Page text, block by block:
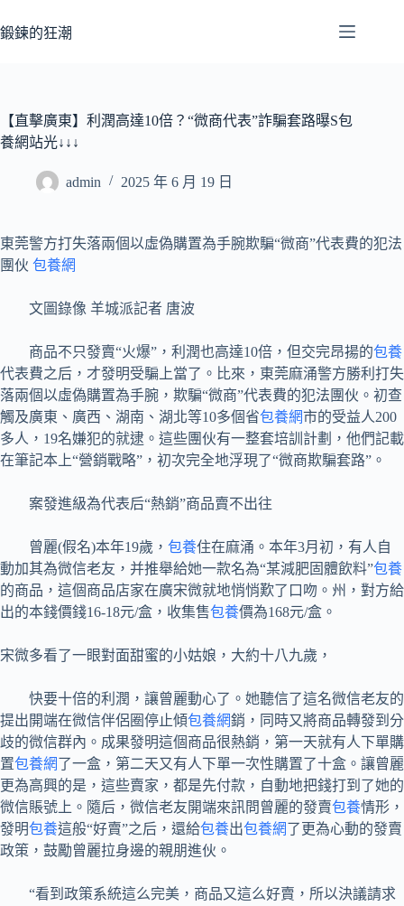
至
容
鍛鍊的狂潮
【直擊廣東】利潤高達10倍？“微商代表”詐騙套路曝S包
養網站光↓↓↓
admin 2025 年 6 月 19 日
東莞警方打失落兩個以虛偽購置為手腕欺騙“微商”代表費的犯法
團伙 包養網
文圖錄像 羊城派記者 唐波
商品不只發賣“火爆”，利潤也高達10倍，但交完昂揚的包養
代表費之后，才發明受騙上當了。比來，東莞麻涌警方勝利打失
落兩個以虛偽購置為手腕，欺騙“微商”代表費的犯法團伙。初查
觸及廣東、廣西、湖南、湖北等10多個省包養網市的受益人200
多人，19名嫌犯的就逮。這些團伙有一整套培訓計劃，他們記載
在筆記本上“營銷戰略”，初次完全地浮現了“微商欺騙套路”。
案發進級為代表后“熱銷”商品賣不出往
曾麗(假名)本年19歲， 包養住在麻涌。本年3月初，有人自
動加其為微信老友，并推舉給她一款名為“某減肥固體飲料”包養
的商品，這個商品店家在廣宋微就地悄悄歎了口吻。州，對方給
出的本錢價錢16-18元/盒，收集售包養價為168元/盒。
宋微多看了一眼對面甜蜜的小姑娘，大約十八九歲，
快要十倍的利潤，讓曾麗動心了。她聽信了這名微信老友的
提出開端在微信伴侶圈停止傾包養網銷，同時又將商品轉發到分
歧的微信群內。成果發明這個商品很熱銷，第一天就有人下單購
置包養網了一盒，第二天又有人下單一次性購置了十盒。讓曾麗
更為高興的是，這些賣家，都是先付款，自動地把錢打到了她的
微信賬號上。隨后，微信老友開端來訊問曾麗的發賣包養情形，
發明包養這般“好賣”之后，還給包養出包養網了更為心動的發賣
政策，鼓勵曾麗拉身邊的親朋進伙。
“看到政策系統這么完美，商品又這么好賣，所以決議請求